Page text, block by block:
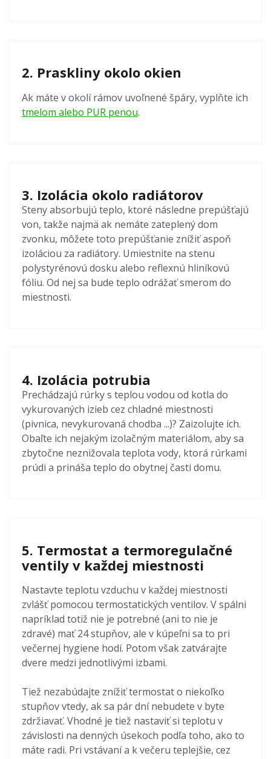
2. Praskliny okolo okien
Ak máte v okolí rámov uvoľnené špáry, vyplňte ich
tmelom alebo PUR penou.
3. Izolácia okolo radiátorov
Steny absorbujú teplo, ktoré následne prepúšťajú
von, takže najmä ak nemáte zateplený dom
zvonku, môžete toto prepúšťanie znížiť aspoň
izoláciou za radiátory. Umiestnite na stenu
polystyrénovú dosku alebo reflexnú hliníkovú
fóliu. Od nej sa bude teplo odrážať smerom do
miestnosti.
4. Izolácia potrubia
Prechádzajú rúrky s teplou vodou od kotla do
vykurovaných izieb cez chladné miestnosti
(pivnica, nevykurovaná chodba ...)? Zaizolujte ich.
Obaľte ich nejakým izolačným materiálom, aby sa
zbytočne neznižovala teplota vody, ktorá rúrkami
prúdi a prináša teplo do obytnej časti domu.
5. Termostat a termoregulačné
ventily v každej miestnosti
Nastavte teplotu vzduchu v každej miestnosti
zvlášť pomocou termostatických ventilov. V spálni
napríklad totiž nie je potrebné (ani to nie je
zdravé) mať 24 stupňov, ale v kúpeľni sa to pri
večernej hygiene hodí. Potom však zatvárajte
dvere medzi jednotlivými izbami.
Tiež nezabúdajte znížiť termostat o niekoľko
stupňov vtedy, ak sa pár dní nebudete v byte
zdržiavať. Vhodné je tiež nastaviť si teplotu v
závislosti na denných úsekoch podľa toho, ako to
máte radi. Pri vstávaní a k večeru teplejšie, cez